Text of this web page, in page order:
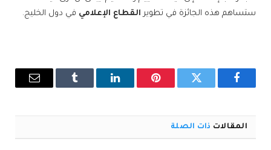
ستساهم هذه الجائزة في تطوير القطاع الإعلامي في دول الخليج.
فيسبوك تويتر بينتيريستلينكدإن Tumblr
البريد
المقالات ذات الصلة